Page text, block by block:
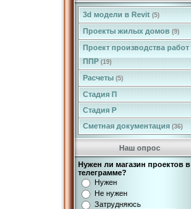
3d модели в Revit (5)
Проекты жилых домов (9)
Проект производства работ
ППР (19)
Расчеты (5)
Стадия П
Стадия Р
Сметная документация (36)
Наш опрос
Нужен ли магазин проектов в
телеграмме?
Нужен
Не нужен
Затрудняюсь